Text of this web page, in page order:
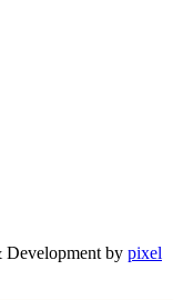
by pixel